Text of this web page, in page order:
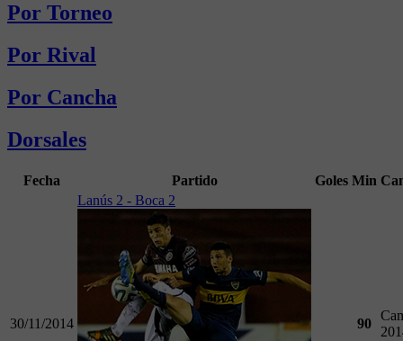
Por Torneo
Por Rival
Por Cancha
Dorsales
Fecha Partido Goles Min
30/11/2014
Lanús 2 - Boca 2
90